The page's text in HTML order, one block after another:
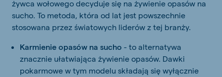
żywca wołowego decyduje się na żywienie opasów na
sucho. To metoda, która od lat jest powszechnie
stosowana przez światowych liderów z tej branży.
Karmienie opasów na sucho - to alternatywa
znacznie ułatwiająca żywienie opasów. Dawki
pokarmowe w tym modelu składają się wyłącznie